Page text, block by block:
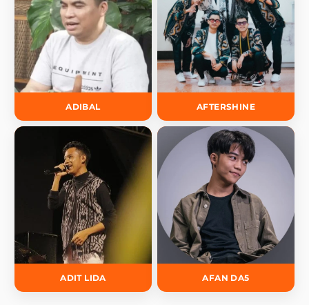
ADIBAL AFTERSHINE
ADIT LIDA AFAN DA5